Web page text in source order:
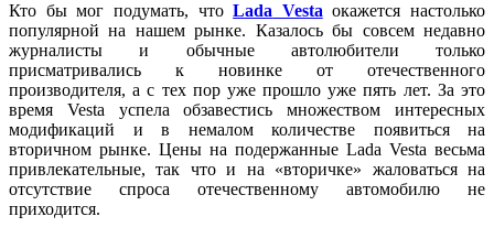
Кто бы мог подумать, чтоLada Vesta окажется настолько
популярной на нашем рынке. Казалось бы совсем недавно
журналисты и обычные автолюбители только
присматривались к новинке от отечественного
производителя, а с тех пор уже прошло уже пять лет. За это
время Vesta успела обзавестись множеством интересных
модификаций и в немалом количестве появиться на
вторичном рынке. Цены на подержанные Lada Vesta весьма
привлекательные, так что и на «вторичке» жаловаться на
отсутствие спроса отечественному автомобилю не
приходится.